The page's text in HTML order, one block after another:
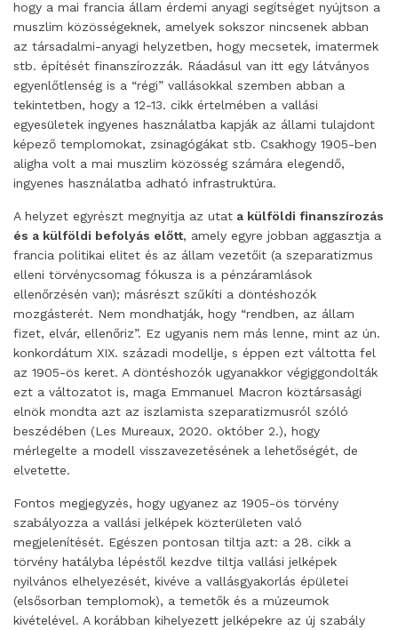
hogy a mai francia állam érdemi anyagi segítséget nyújtson a
muszlim közösségeknek, amelyek sokszor nincsenek abban
az társadalmi-anyagi helyzetben, hogy mecsetek, imatermek
stb. építését finanszírozzák. Ráadásul van itt egy látványos
egyenlőtlenség is a “régi” vallásokkal szemben abban a
tekintetben, hogy a 12-13. cikk értelmében a vallási
egyesületek ingyenes használatba kapják az állami tulajdont
képező templomokat, zsinagógákat stb. Csakhogy 1905-ben
aligha volt a mai muszlim közösség számára elegendő,
ingyenes használatba adható infrastruktúra.
A helyzet egyrészt megnyitja az utat a külföldi finanszírozás
és a külföldi befolyás előtt, amely egyre jobban aggasztja a
francia politikai elitet és az állam vezetőit (a szeparatizmus
elleni törvénycsomag fókusza is a pénzáramlások
ellenőrzésén van); másrészt szűkíti a döntéshozók
mozgásterét. Nem mondhatják, hogy “rendben, az állam
fizet, elvár, ellenőriz”. Ez ugyanis nem más lenne, mint az ún.
konkordátum XIX. századi modellje, s éppen ezt váltotta fel
az 1905-ös keret. A döntéshozók ugyanakkor végiggondolták
ezt a változatot is, maga Emmanuel Macron köztársasági
elnök mondta azt az iszlamista szeparatizmusról szóló
beszédében (Les Mureaux, 2020. október 2.), hogy
mérlegelte a modell visszavezetésének a lehetőségét, de
elvetette.
Fontos megjegyzés, hogy ugyanez az 1905-ös törvény
szabályozza a vallási jelképek közterületen való
megjelenítését. Egészen pontosan tiltja azt: a 28. cikk a
törvény hatályba lépéstől kezdve tiltja vallási jelképek
nyilvános elhelyezését, kivéve a vallásgyakorlás épületei
(elsősorban templomok), a temetők és a múzeumok
kivételével. A korábban kihelyezett jelképekre az új szabály